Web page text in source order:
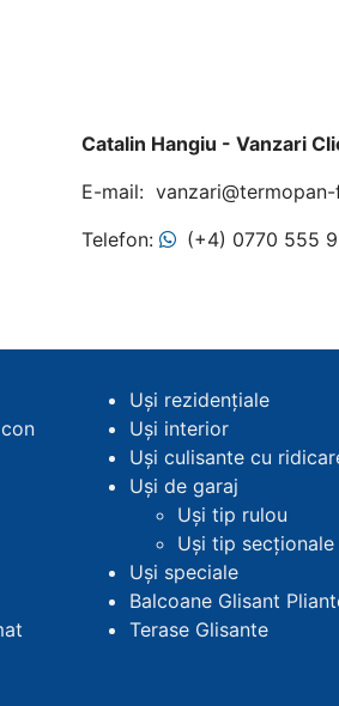
Catalin Hangiu - Vanzari
E-mail:
Telefon:
(+4) 0770 555
Uși rezidențiale
Uși interior
Uși culisante cu
Uși de garaj
Uși tip rulou
Uși tip secționale
Uși speciale
Balcoane Glisant
Terase Glisante